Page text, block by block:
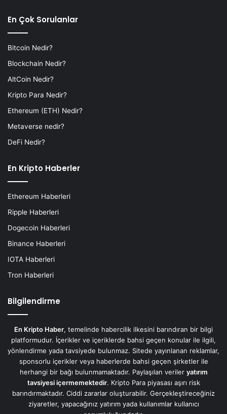
En Çok Sorulanlar
Bitcoin Nedir?
Blockchain Nedir?
AltCoin Nedir?
Kripto Para Nedir?
Ethereum (ETH) Nedir?
Metaverse nedir?
DeFi Nedir?
En Kripto Haberler
Ethereum Haberleri
Ripple Haberleri
Dogecoin Haberleri
Binance Haberleri
IOTA Haberleri
Tron Haberleri
Bilgilendirme
En Kripto Haber, temelinde habercilik ilkesini barındıran bir bilgi
platformudur. İçerikler ve içeriklerde bahsi geçen konular ile ilgili,
yönlendirme yada tavsiyede bulunmaz. Sitede yayınlanan reklamlar,
sponsorlu içerikler veya haberlerde bahsi geçen şirketler ile
herhangi bir bağı bulunmamaktadır. Paylaşılan veriler yatırım
tavsiyesi içermemektedir. Kripto Para piyasası aşırı risk
barındırmaktadır. Ciddi zararlar oluşturabilir. Gerçekleştireceğiniz
ziyaretler, yapacağınız yatırım yada kullanımlar kullanıcı